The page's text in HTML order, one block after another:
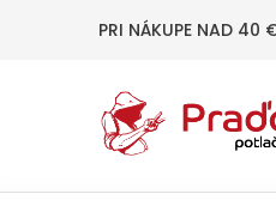
PRI NÁKUPE NAD 40